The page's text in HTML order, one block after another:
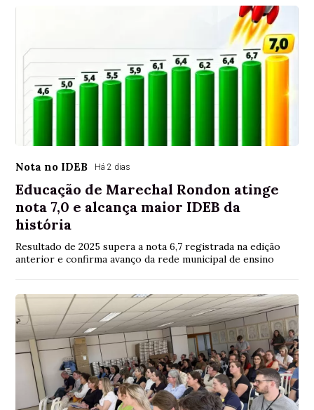
Nota no IDEB Há 2 dias
Educação de Marechal Rondon atinge
nota 7,0 e alcança maior IDEB da
história
Resultado de 2025 supera a nota 6,7 registrada na edição
anterior e confirma avanço da rede municipal de ensino